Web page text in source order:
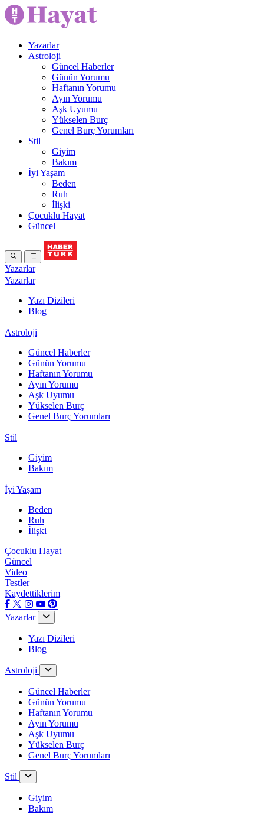
Yazarlar
Astroloji
Güncel Haberler
Günün Yorumu
Haftanın Yorumu
Ayın Yorumu
Aşk Uyumu
Yükselen Burç
Genel Burç Yorumları
Stil
Giyim
Bakım
İyi Yaşam
Beden
Ruh
İlişki
Çocuklu Hayat
Güncel
Yazarlar
Yazarlar
Yazı Dizileri
Blog
Astroloji
Güncel Haberler
Günün Yorumu
Haftanın Yorumu
Ayın Yorumu
Aşk Uyumu
Yükselen Burç
Genel Burç Yorumları
Stil
Giyim
Bakım
İyi Yaşam
Beden
Ruh
İlişki
Çocuklu Hayat
Güncel
Video
Testler
Kaydettiklerim
Yazarlar
Yazı Dizileri
Blog
Astroloji
Güncel Haberler
Günün Yorumu
Haftanın Yorumu
Ayın Yorumu
Aşk Uyumu
Yükselen Burç
Genel Burç Yorumları
Stil
Giyim
Bakım